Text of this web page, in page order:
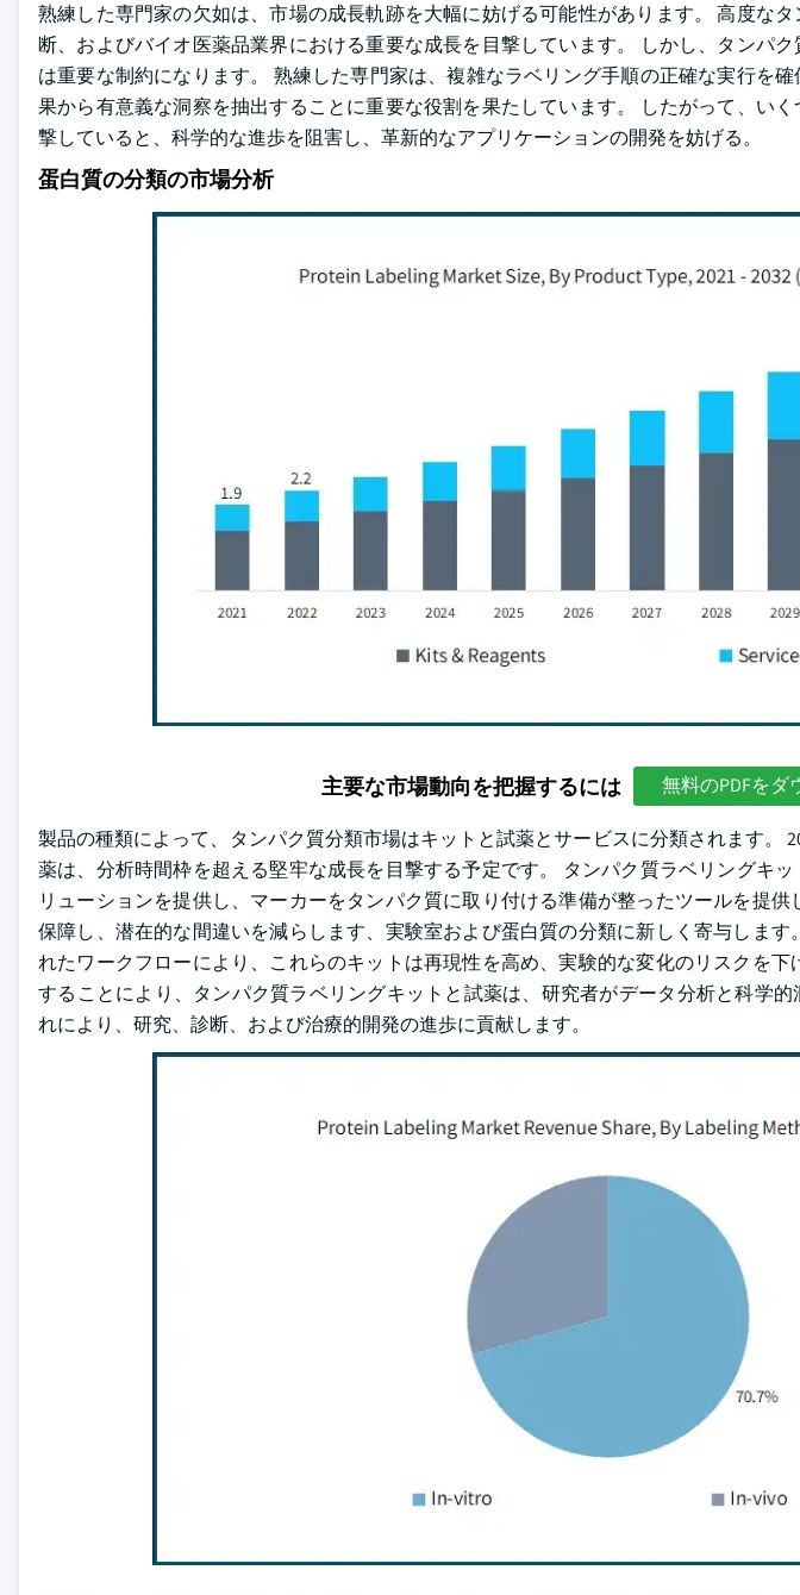
熟練した専門家の欠如は、市場の成長軌跡を大幅に妨げる可能性があります。 高度な
断、およびバイオ医薬品業界における重要な成長を目撃しています。 しかし、タンパ
は重要な制約になります。 熟練した専門家は、複雑なラベリング手順の正確な実行を
果から有意義な洞察を抽出することに重要な役割を果たしています。 したがって、い
撃していると、科学的な進歩を阻害し、革新的なアプリケーションの開発を妨げる。
蛋白質の分類の市場分析
主要な市場動向を把握するには 無料のPDFをダ
製品の種類によって、タンパク質分類市場はキットと試薬とサービスに分類されます。
薬は、分析時間枠を超える堅牢な成長を目撃する予定です。 タンパク質ラベリングキ
リューションを提供し、マーカーをタンパク質に取り付ける準備が整ったツールを提
保障し、潜在的な間違いを減らします、実験室および蛋白質の分類に新しく寄与しま
れたワークフローにより、これらのキットは再現性を高め、実験的な変化のリスクを
することにより、タンパク質ラベリングキットと試薬は、研究者がデータ分析と科学
れにより、研究、診断、および治療的開発の進歩に貢献します。